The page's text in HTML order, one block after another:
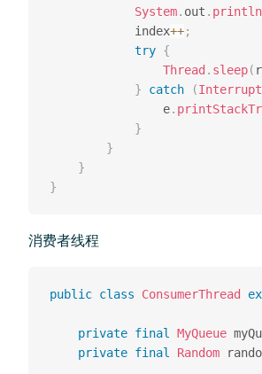
System. out . println
            index
++;
try {
Thread . sleep(
}
catch (
                e
.
}
}
}
}
消费者线程
public class ConsumerThread
private final MyQueue
private final Random